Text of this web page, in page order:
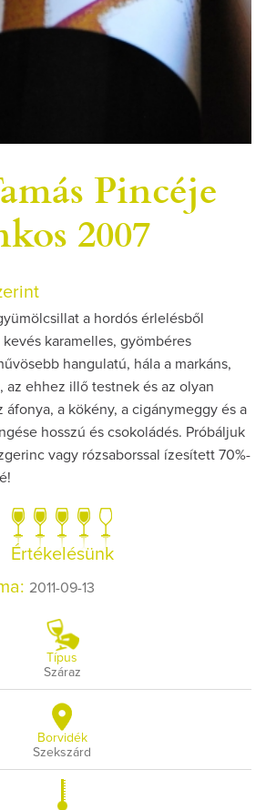
Pincéje
2007
a hordós érlelésből
karamelles, gyömbéres
hangulatú, hála a markáns,
az ehhez illő testnek és az olyan
a kökény, a cigánymeggy és a
hosszú és csokoládés. Próbáljuk
vagy rózsaborssal ízesített 70%-
Értékelésünk
2011-09-13
Típus
Száraz
Borvidék
Szekszárd